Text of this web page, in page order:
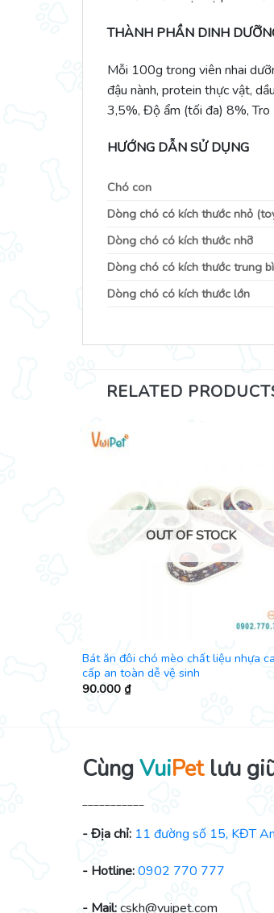
THÀNH PHẦN DINH
Mỗi 100g trong viên nhai
đậu nành, protein thực vật,
3,5%, Độ ẩm (tối đa) 8%,
HƯỚNG DẪN SỬ DỤNG
Chó con
Dòng chó có kích thước nhỏ
Dòng chó có kích thước nhỡ
Dòng chó có kích thước trung
Dòng chó có kích thước lớn
RELATED
OUT OF STOCK
Bát ăn đôi chó mèo chất liệu nhựa
cấp an toàn dễ vệ sinh
90.000 ₫
CùngVuiPetlưu
___________
- Địa chỉ: 11 đường số 15, KĐT
- Hotline:0902 770 777
- Mail:cskh@vuipet.com